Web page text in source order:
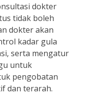
dokter
tidak boleh
dokter akan
kadar gula
serta mengatur
untuk
pengobatan
dan terarah.